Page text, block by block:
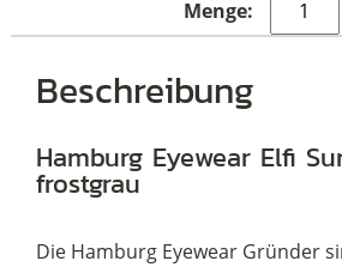
49
Beschreibung
Hamburg Eyewear Elfi
frostgrau
Die Hamburg Eyewear Gründer